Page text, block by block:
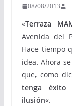
08/08/2013
«Terraza
Avenida del
Hace tiempo
idea. Ahora
que, como
tenga éxito
ilusión«.